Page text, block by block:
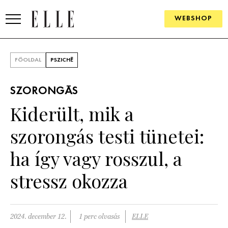
WEBSHOP
SZÉPSÉG
PÁRKAPCSOLAT
FŐOLDAL PSZICHÉ
SZORONGÁS
Kiderült, mik a
szorongás testi tünetei:
ha így vagy rosszul, a
stressz okozza
2024. december 12. 1 perc olvasás ELLE